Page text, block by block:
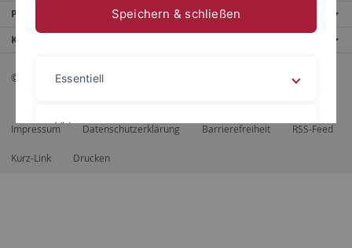
Portale
Kontaktinfo
© 2026 Eberhard Karls Universität Tübingen, Tübingen
Impressum Datenschutzerklärung Barrierefreiheit RSS-Feed
Kurz-Link Drucken
Speichern & schließen
Essentiell
Videos